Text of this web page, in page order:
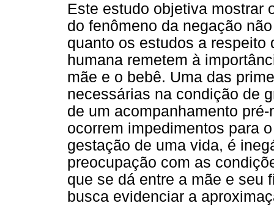
Este estudo objetiva mostrar
do fenômeno da negação
quanto os estudos a
humana remetem à
mãe e o bebê. Uma das
necessárias na condição de
de um acompanhamento
ocorrem impedimentos para
gestação de uma vida, é
preocupação com as
que se dá entre a mãe e seu
busca evidenciar a